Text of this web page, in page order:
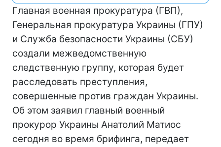
Главная военная прокуратура (ГВП),
Генеральная прокуратура Украины (ГПУ)
и Служба безопасности Украины (СБУ)
создали межведомственную
следственную группу, которая будет
расследовать преступления,
совершенные против граждан Украины.
Об этом заявил главный военный
прокурор Украины Анатолий Матиос
сегодня во время брифинга, передает